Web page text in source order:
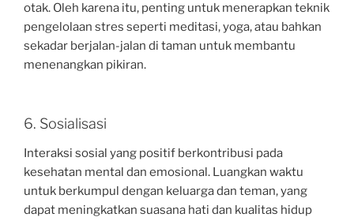
otak. Oleh karena itu, penting untuk menerapkan teknik
pengelolaan stres seperti meditasi, yoga, atau bahkan
sekadar berjalan-jalan di taman untuk membantu
menenangkan pikiran.
6. Sosialisasi
Interaksi sosial yang positif berkontribusi pada
kesehatan mental dan emosional. Luangkan waktu
untuk berkumpul dengan keluarga dan teman, yang
dapat meningkatkan suasana hati dan kualitas hidup